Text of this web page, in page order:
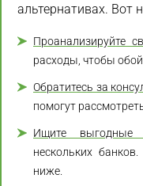
альтернативах. Вот
Проанализируйте
расходы, чтобы
Обратитесь за
помогут
Ищите выгодные
нескольких
ниже.